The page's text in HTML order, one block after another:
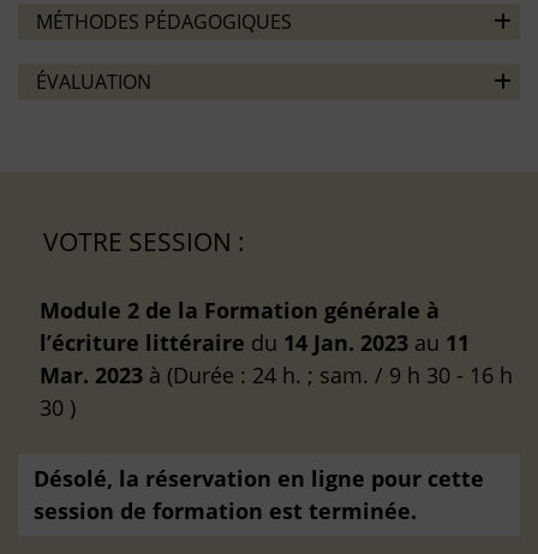
MÉTHODES PÉDAGOGIQUES
ÉVALUATION
VOTRE SESSION :
Module 2 de la Formation générale à
l’écriture littéraire du 14 Jan. 2023 au 11
Mar. 2023 à (Durée : 24 h. ; sam. / 9 h 30 - 16 h
30 )
Désolé, la réservation en ligne pour cette
session de formation est terminée.